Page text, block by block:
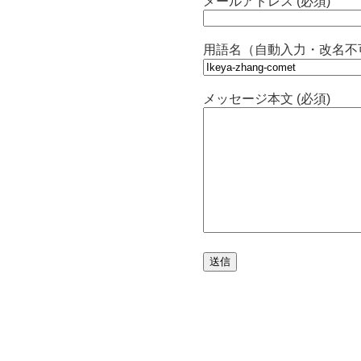
用語名（自動入力・改名不
メッセージ本文 (必須)